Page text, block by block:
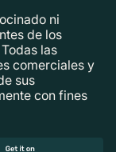
ni
de los
las
comerciales y
sus
con fines